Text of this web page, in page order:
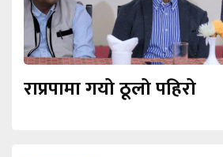
राप्रपामा गयो ठूलो पहिरो